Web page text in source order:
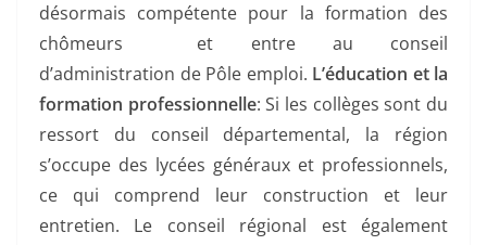
désormais compétente pour la formation des
chômeurs et entre au conseil
d’administration de Pôle emploi. L’éducation et la
formation professionnelle: Si les collèges sont du
ressort du conseil départemental, la région
s’occupe des lycées généraux et professionnels,
ce qui comprend leur construction et leur
entretien. Le conseil régional est également